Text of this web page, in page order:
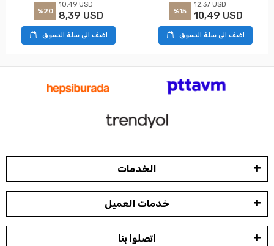
%20
10,49 USD
8,39 USD
اضف الى سلة التسوق
%15
12,37 USD
10,49 USD
اضف الى سلة التسوق
الخدمات
خدمات العميل
اتصلوا بنا